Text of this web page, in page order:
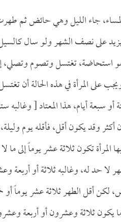
جاء الليل وهي حائض ثم
على نصف الشهر ولو سال
هو استحاضة، تغتسل وتصوم وتصلي،
على المرأة في هذه الحالة أن
سبعة أيام، هذا المعتاد [ وغالبه
وقد يكون أقل، فأقله يوم
تكون ثلاثة عشر يوماً إلى ما
حد له، وغالبه ثلاثة أو أربعة
لكن أقل الطهر ثلاثة عشر يوماً
يكون ثلاثة وعشرون أو أربعة